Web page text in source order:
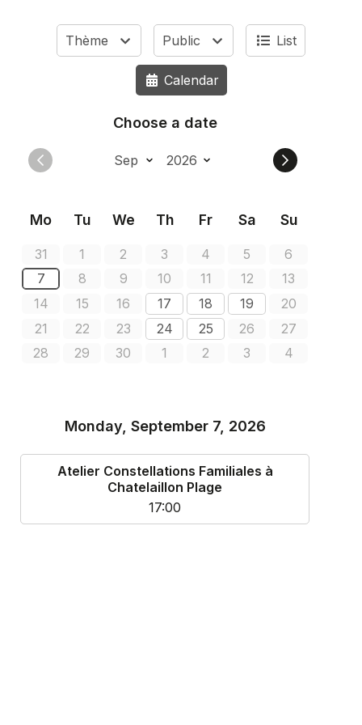
Thème Public List
Calendar
Choose a date
Mo Tu We Th Fr Sa Su
31 1 2 3 4 5
6
7
8 9 10 11 12
13
14
15 16 17 18 19
20
21
22 23 24 25 26
27
28
29 30 1 2 3 4
Monday, September 7, 2026
Atelier Constellations Familiales à
Chatelaillon Plage
17:00